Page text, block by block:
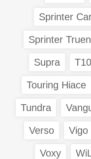
Sprinter
Sprinter
Supra
Touring Hiace
Tundra
Verso Vigo
Voxy